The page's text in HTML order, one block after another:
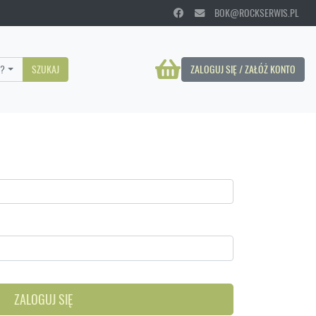
BOK@ROCKSERWIS.PL
ZALOGUJ SIĘ / ZAŁÓŻ KONTO
SZUKAJ
ZALOGUJ SIĘ